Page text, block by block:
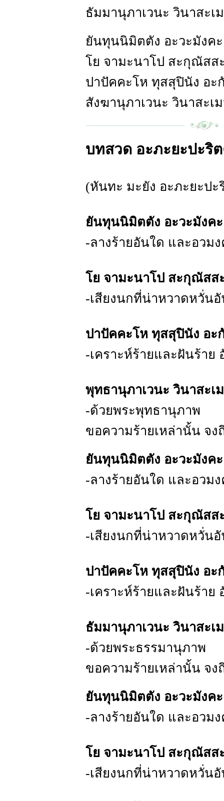
ธัมมานุภาเวนะ วินาสะเ
ยันทุนนิมิตตัง อะวะมังค
โย จามะนาโป สะกุณัสส
ปาปัคคะโห ทุสสุปินัง อะ
สังฆานุภาเวนะ วินาสะเ
บทสวด อะภะยะปะริ
(หันทะ มะยัง อะภะยะป
ยันทุนนิมิตตัง อะวะมังค
-ลางร้ายอันใด และอวม
โย จามะนาโป สะกุณัสส
-เสียงนกที่น่าหวาดหวั่น
ปาปัคคะโห ทุสสุปินัง อะ
-เคราะห์ร้ายและฝันร้า
พุทธานุภาเวนะ วินาสะเ
-ด้วยพระพุทธานุภาพ
ขอความร้ายเหล่านั้น จง
ยันทุนนิมิตตัง อะวะมังค
-ลางร้ายอันใด และอวม
โย จามะนาโป สะกุณัสส
-เสียงนกที่น่าหวาดหวั่น
ปาปัคคะโห ทุสสุปินัง อะ
-เคราะห์ร้ายและฝันร้า
ธัมมานุภาเวนะ วินาสะเ
-ด้วยพระธรรมานุภาพ
ขอความร้ายเหล่านั้น จง
ยันทุนนิมิตตัง อะวะมังค
-ลางร้ายอันใด และอวม
โย จามะนาโป สะกุณัสส
-เสียงนกที่น่าหวาดหวั่น